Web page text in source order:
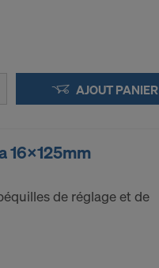
AJOUT PANIER
16x125mm
de réglage et de
en